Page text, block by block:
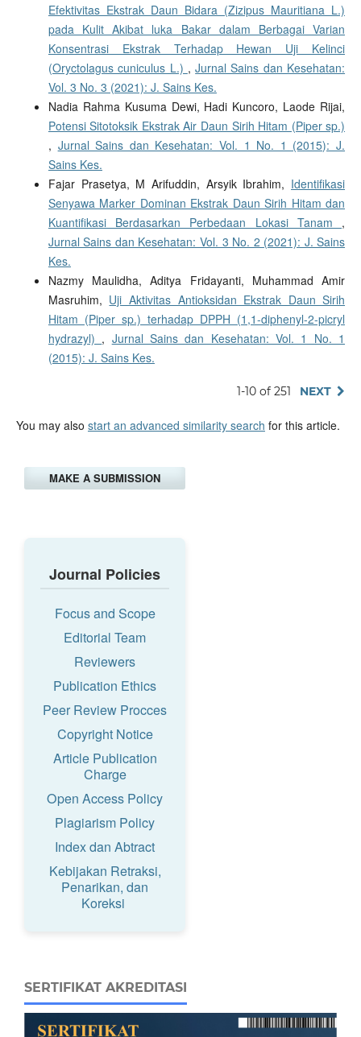
Efektivitas Ekstrak Daun Bidara (Zizipus Mauritiana L.)
pada Kulit Akibat luka Bakar dalam Berbagai Varian
Konsentrasi Ekstrak Terhadap Hewan Uji Kelinci
(Oryctolagus cuniculus L.) ,Jurnal Sains dan Kesehatan:
Vol. 3 No. 3 (2021): J. Sains Kes.
Nadia Rahma Kusuma Dewi, Hadi Kuncoro, Laode Rijai,
Potensi Sitotoksik Ekstrak Air Daun Sirih Hitam (Piper sp.)
, Jurnal Sains dan Kesehatan: Vol. 1 No. 1 (2015): J.
Sains Kes.
Fajar Prasetya, M Arifuddin, Arsyik Ibrahim, Identifikasi
Senyawa Marker Dominan Ekstrak Daun Sirih Hitam dan
Kuantifikasi Berdasarkan Perbedaan Lokasi Tanam ,
Jurnal Sains dan Kesehatan: Vol. 3 No. 2 (2021): J. Sains
Kes.
Nazmy Maulidha, Aditya Fridayanti, Muhammad Amir
Masruhim, Uji Aktivitas Antioksidan Ekstrak Daun Sirih
Hitam (Piper sp.) terhadap DPPH (1,1-diphenyl-2-picryl
hydrazyl) , Jurnal Sains dan Kesehatan: Vol. 1 No. 1
(2015): J. Sains Kes.
1-10 of 251 NEXT
You may also start an advanced similarity search for this article.
MAKE A SUBMISSION
Journal Policies
Focus and Scope
Editorial Team
Reviewers
Publication Ethics
Peer Review Procces
Copyright Notice
Article Publication
Charge
Open Access Policy
Plagiarism Policy
Index dan Abtract
Kebijakan Retraksi,
Penarikan, dan
Koreksi
SERTIFIKAT AKREDITASI